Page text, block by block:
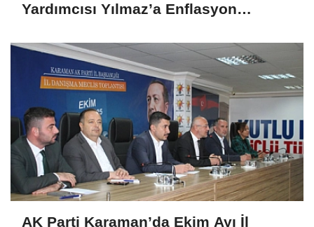
Yardımcısı Yılmaz’a Enflasyon
Iskalanıyor?
AK Parti Karaman’da Ekim Ayı İl